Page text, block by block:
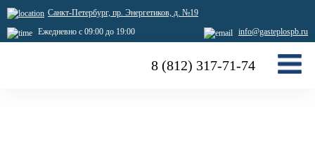
Санкт-Петербург, пр. Энергетиков, д. №19
Ежедневно с 09:00 до 19:00
info@gasteplospb.ru
8 (812) 317-71-74